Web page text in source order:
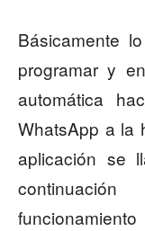
Básicamente
programar y
automática
WhatsApp a la
aplicación se